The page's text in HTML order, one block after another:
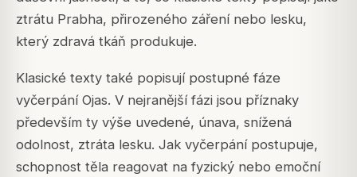
ztrátu Prabha, přirozeného záření nebo lesku,
který zdravá tkáň produkuje.
Klasické texty také popisují postupné fáze
vyčerpání Ojas. V nejranější fázi jsou příznaky
především ty výše uvedené, únava, snížená
odolnost, ztráta lesku. Jak vyčerpání postupuje,
schopnost těla reagovat na fyzický nebo emoční